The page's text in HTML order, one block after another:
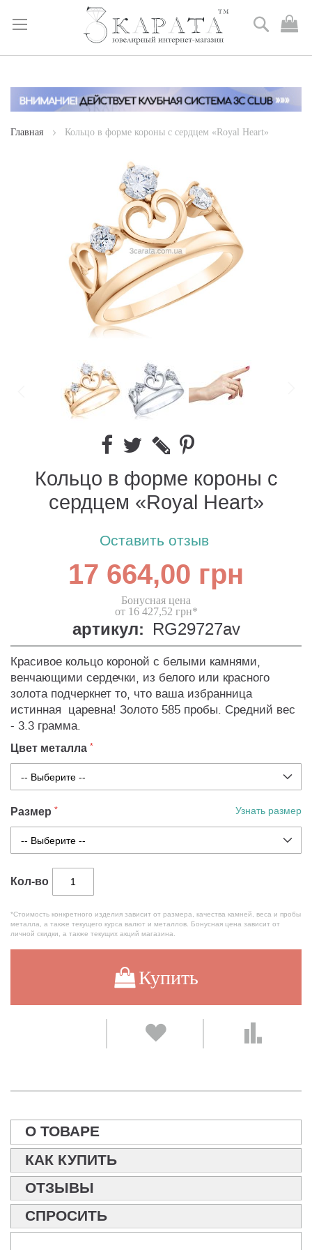
Skip
Content
Поиск
Главная Кольцо в форме короны с сердцем «Royal Heart»
Кольцо в форме короны с
сердцем «Royal Heart»
Оставить отзыв
17 664,00 грн
Бонусная цена
от 16 427,52 грн*
артикул: RG29727av
Красивое кольцо короной с белыми камнями,
венчающими сердечки, из белого или красного
золота подчеркнет то, что ваша избранница
истинная царевна! Золото 585 пробы. Средний вес
- 3.3 грамма.
Цвет металла
Размер Узнать размер
Кол-во
*Стоимость конкретного изделия зависит от размера, качества камней, веса и пробы
металла, а также текущего курса валют и металлов. Бонусная цена зависит от
личной скидки, а также текущих акций магазина.
Купить
О ТОВАРЕ
КАК КУПИТЬ
ОТЗЫВЫ
СПРОСИТЬ